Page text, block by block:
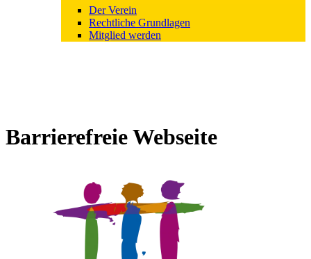
Der Verein
Rechtliche Grundlagen
Mitglied werden
Barrierefreie Webseite